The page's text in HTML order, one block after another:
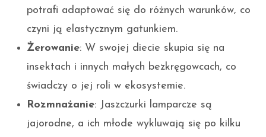
potrafi adaptować się do różnych warunków, co
czyni ją elastycznym gatunkiem.
Żerowanie: W swojej diecie skupia się na
insektach i innych małych bezkręgowcach, co
świadczy o jej roli w ekosystemie.
Rozmnażanie: Jaszczurki lamparcze są
jajorodne, a ich młode wykluwają się po kilku